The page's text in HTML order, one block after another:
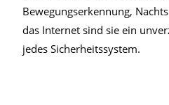
Bewegungserkennung,
das Internet sind sie ein
jedes Sicherheitssystem.